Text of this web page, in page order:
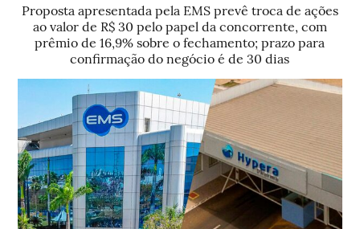
Proposta apresentada pela EMS prevê troca de ações
ao valor de R$ 30 pelo papel da concorrente, com
prêmio de 16,9% sobre o fechamento; prazo para
confirmação do negócio é de 30 dias